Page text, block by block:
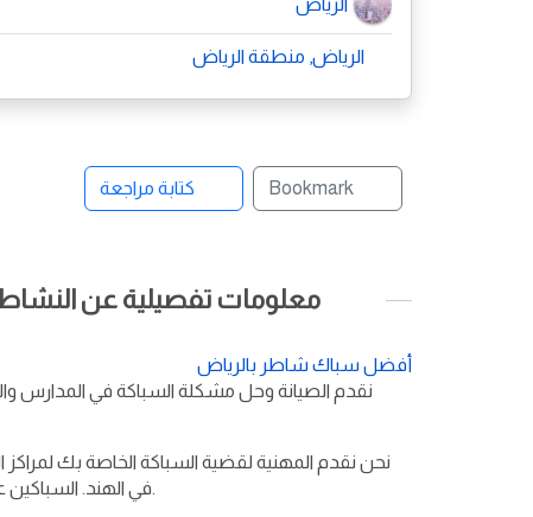
الرياض, منطقة الرياض
Bookmark كتابة مراجعة
معلومات تفصيلية عن النشاط
أفضل سباك شاطر بالرياض
نقدم الصيانة وحل مشكلة السباكة في المدارس
نحن نقدم المهنية لقضية السباكة الخاصة بك
في الهند. السباكين على الإنترنت دليلكم هو خيارك الوحيد لاحتياجات السباكة المكتبية / التجزئة.